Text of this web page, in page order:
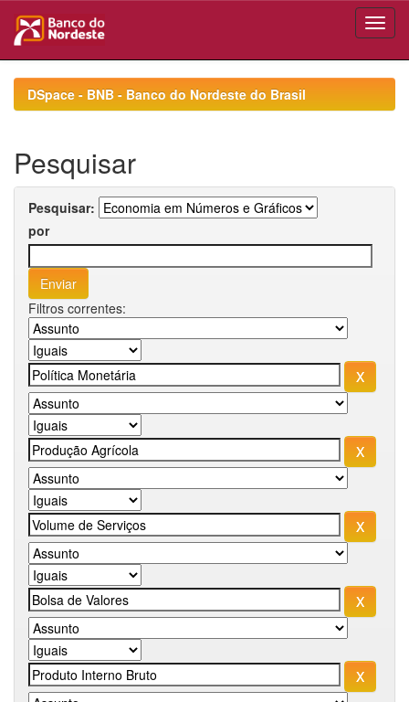
navigationDSpace - BNB - Banco do Nordeste do Brasil
Pesquisar
Pesquisar:
por
Filtros correntes: